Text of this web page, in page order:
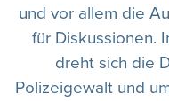
und vor allem die
für Diskussionen.
dreht sich die
Polizeigewalt und